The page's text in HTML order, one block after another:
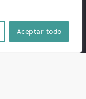
Aceptar todo